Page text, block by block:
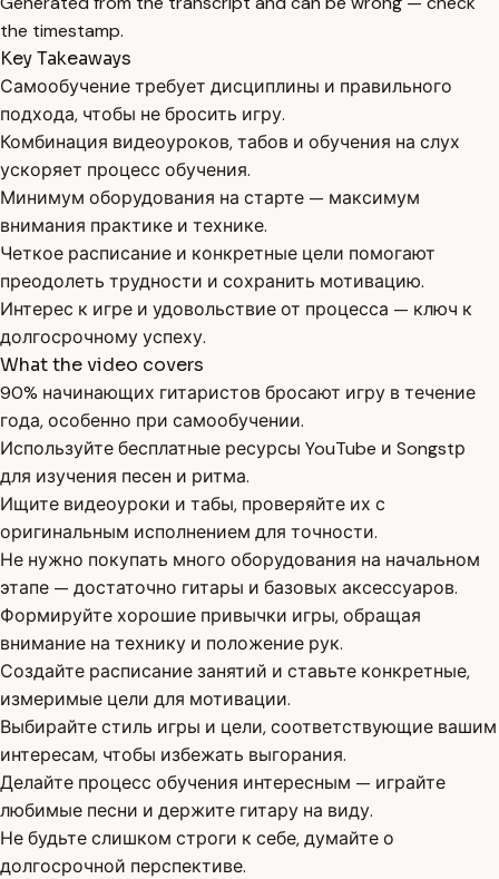
the timestamp.
Key Takeaways
Самообучение требует дисциплины и правильного
подхода, чтобы не бросить игру.
Комбинация видеоуроков, табов и обучения на слух
ускоряет процесс обучения.
Минимум оборудования на старте — максимум
внимания практике и технике.
Четкое расписание и конкретные цели помогают
преодолеть трудности и сохранить мотивацию.
Интерес к игре и удовольствие от процесса — ключ к
долгосрочному успеху.
What the video covers
90% начинающих гитаристов бросают игру в течение
года, особенно при самообучении.
Используйте бесплатные ресурсы YouTube и Songstр
для изучения песен и ритма.
Ищите видеоуроки и табы, проверяйте их с
оригинальным исполнением для точности.
Не нужно покупать много оборудования на начальном
этапе — достаточно гитары и базовых аксессуаров.
Формируйте хорошие привычки игры, обращая
внимание на технику и положение рук.
Создайте расписание занятий и ставьте конкретные,
измеримые цели для мотивации.
Выбирайте стиль игры и цели, соответствующие вашим
интересам, чтобы избежать выгорания.
Делайте процесс обучения интересным — играйте
любимые песни и держите гитару на виду.
Не будьте слишком строги к себе, думайте о
долгосрочной перспективе.